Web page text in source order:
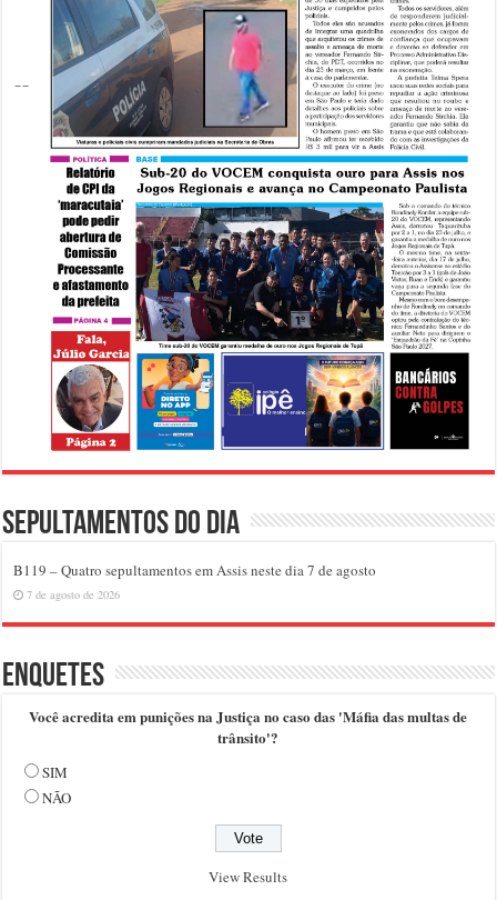
Sepultamentos do dia
B119 – Quatro sepultamentos em Assis neste dia 7 de agosto
7 de agosto de 2026
Enquetes
Você acredita em punições na Justiça no caso das 'Máfia das multas de
trânsito'?
SIM
NÃO
View Results